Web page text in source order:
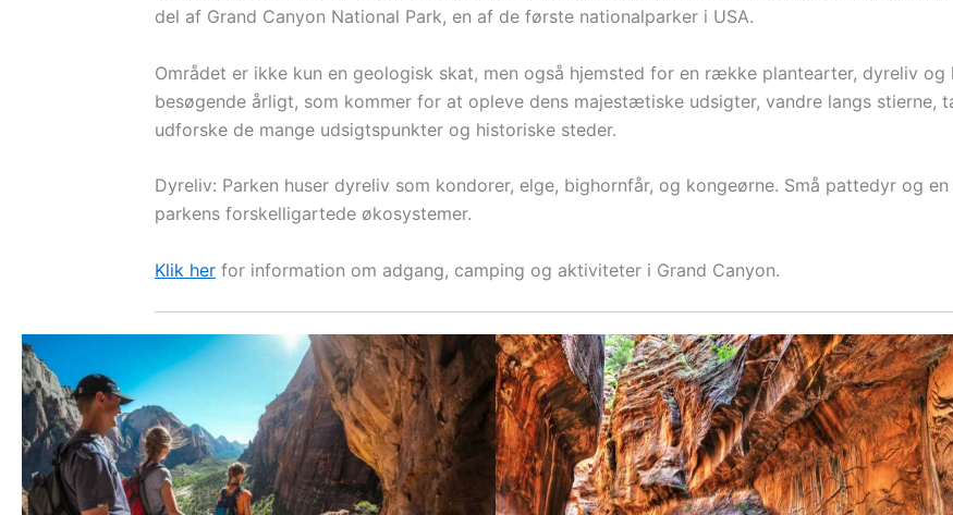
del af Grand Canyon National Park, en af de første nationalparker i USA.
Området er ikke kun en geologisk skat, men også hjemsted for en række plantearter, dyreliv
besøgende årligt, som kommer for at opleve dens majestætiske udsigter, vandre langs stierne,
udforske de mange udsigtspunkter og historiske steder.
Dyreliv: Parken huser dyreliv som kondorer, elge, bighornfår, og kongeørne. Små pattedyr og
parkens forskelligartede økosystemer.
Klik her for information om adgang, camping og aktiviteter i Grand Canyon.